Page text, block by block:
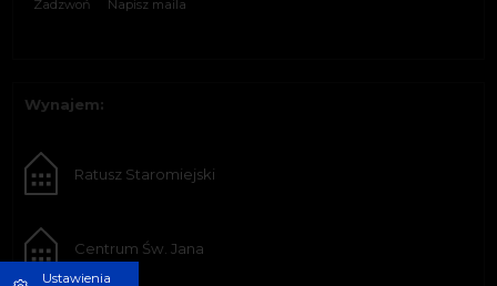
Zadzwoń Napisz maila
Wynajem:
Ratusz Staromiejski
Centrum Św. Jana
Ustawienia